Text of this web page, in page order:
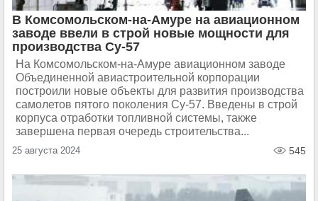
В Комсомольском-на-Амуре на авиационном
заводе ввели в строй новые мощности для
производства Су-57
На Комсомольском-на-Амуре авиационном заводе
Объединенной авиастроительной корпорации
построили новые объекты для развития производства
самолетов пятого поколения Су-57. Введены в строй
корпуса отработки топливной системы, также
завершена первая очередь строительства...
25 августа 2024 545